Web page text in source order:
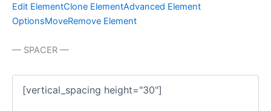
Edit ElementClone ElementAdvanced Element
OptionsMoveRemove Element
— SPACER —